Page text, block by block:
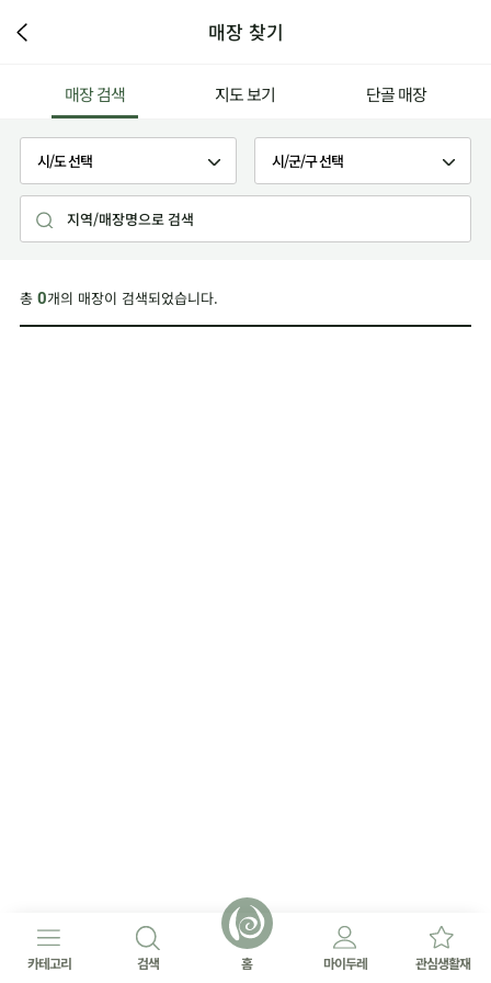
매장 찾기
매장 검색 지도 보기 단골 매장
총 0개의 매장이 검색되었습니다.
카테고리 검색 홈 마이두레 관심생활재